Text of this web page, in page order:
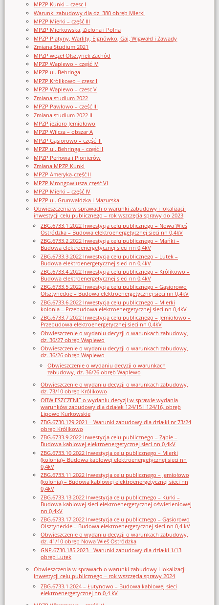
MPZP Kunki – czesc I
Warunki zabudowy dla dz. 380 obręb Mierki
MPZP Mierki – część III
MPZP Mierkowska, Zielona i Polna
MPZP Platyny, Warlity, Elgnówko, Gaj, Wigwałd i Zawady
Zmiana Studium 2021
MPZP węzeł Olsztynek Zachód
MPZP Waplewo – część IV
MPZP ul. Behringa
MPZP Królikowo – czesc I
MPZP Waplewo – czesc V
Zmiana studium 2022
MPZP Pawłowo – część III
Zmiana studium 2022 II
MPZP jezioro Jemiołowo
MPZP Wilcza – obszar A
MPZP Gąsiorowo – część III
MPZP ul. Behringa – część II
MPZP Perłowa i Pionierów
Zmiana MPZP Kunki
MPZP Ameryka-część II
MPZP Mrongowiusza-część VI
MPZP Mierki – część IV
MPZP ul. Grunwaldzka i Mazurska
Obwieszczenia w sprawach o warunki zabudowy i lokalizacji
inwestycji celu publicznego – rok wszczęcia sprawy do 2023
ZBG.6733.1.2022 Inwestycja celu publicznego – Nowa Wieś
Ostródzka – Budowa elektroenergetycznej sieci nn 0,4kV
ZBG.6733.2.2022 Inwestycja celu publicznego – Mańki –
Budowa elektroenergetycznej sieci nn 0,4kV
ZBG.6733.3.2022 Inwestycja celu publicznego – Lutek –
Budowa elektroenergetycznej sieci nn 0,4kV
ZBG.6733.4.2022 Inwestycja celu publicznego – Królikowo –
Budowa elektroenergetycznej sieci nn 0,4kV
ZBG.6733.5.2022 Inwestycja celu publicznego – Gąsiorowo
Olsztyneckie – Budowa elektroenergetycznej sieci nn 0,4kV
ZBG.6733.6.2022 Inwestycja celu publicznego – Mierki
kolonia – Przebudowa elektroenergetycznej sieci nn 0,4kV
ZBG.6733.7.2022 Inwestycja celu publicznego – Jemiołowo –
Przebudowa elektroenergetycznej sieci nn 0,4kV
Obwieszczenie o wydaniu decyzji o warunkach zabudowy,
dz. 36/27 obręb Waplewo
Obwieszczenie o wydaniu decyzji o warunkach zabudowy,
dz. 36/26 obręb Waplewo
Obwieszczenie o wydaniu decyzji o warunkach
zabudowy, dz. 36/26 obręb Waplewo
Obwieszczenie o wydaniu decyzji o warunkach zabudowy,
dz. 73/10 obręb Królikowo
OBWIESZCZENIE o wydaniu decyzji w sprawie wydania
warunków zabudowy dla działek 124/15 i 124/16, obręb
Lipowo Kurkowskie
ZBG.6730.129.2021 – Warunki zabudowy dla działki nr 73/24
obręb Królikowo
ZBG.6733.9.2022 Inwestycja celu publicznego – Ząbie –
Budowa kablowej elektroenergetycznej sieci nn 0,4kV
ZBG.6733.10.2022 Inwestycja celu publicznego – Mierki
(kolonia)– Budowa kablowej elektroenergetycznej sieci nn
0,4kV
ZBG.6733.11.2022 Inwestycja celu publicznego – Jemiołowo
(kolonia) – Budowa kablowej elektroenergetycznej sieci nn
0,4kV
ZBG.6733.13.2022 Inwestycja celu publicznego – Kurki –
Budowa kablowej sieci elektroenergetycznej oświetleniowej
nn 0,4kV
ZBG.6733.17.2022 Inwestycja celu publicznego – Gąsiorowo
Olsztyneckie – Budowa elektroenergetycznej sieci nn 0,4 kV
Obwieszczenie o wydaniu decyzji o warunkach zabudowy,
dz. 41/10 obręb Nowa Wieś Ostródzka
GNP.6730.185.2023 - Warunki zabudowy dla działki 1/13
obręb Lutek
Obwieszczenia w sprawach o warunki zabudowy i lokalizacji
inwestycji celu publicznego – rok wszczęcia sprawy 2024
ZBG.6733.1.2024 – Łutynowo – Budowa kablowej sieci
elektroenergetycznej nn 0,4 kV